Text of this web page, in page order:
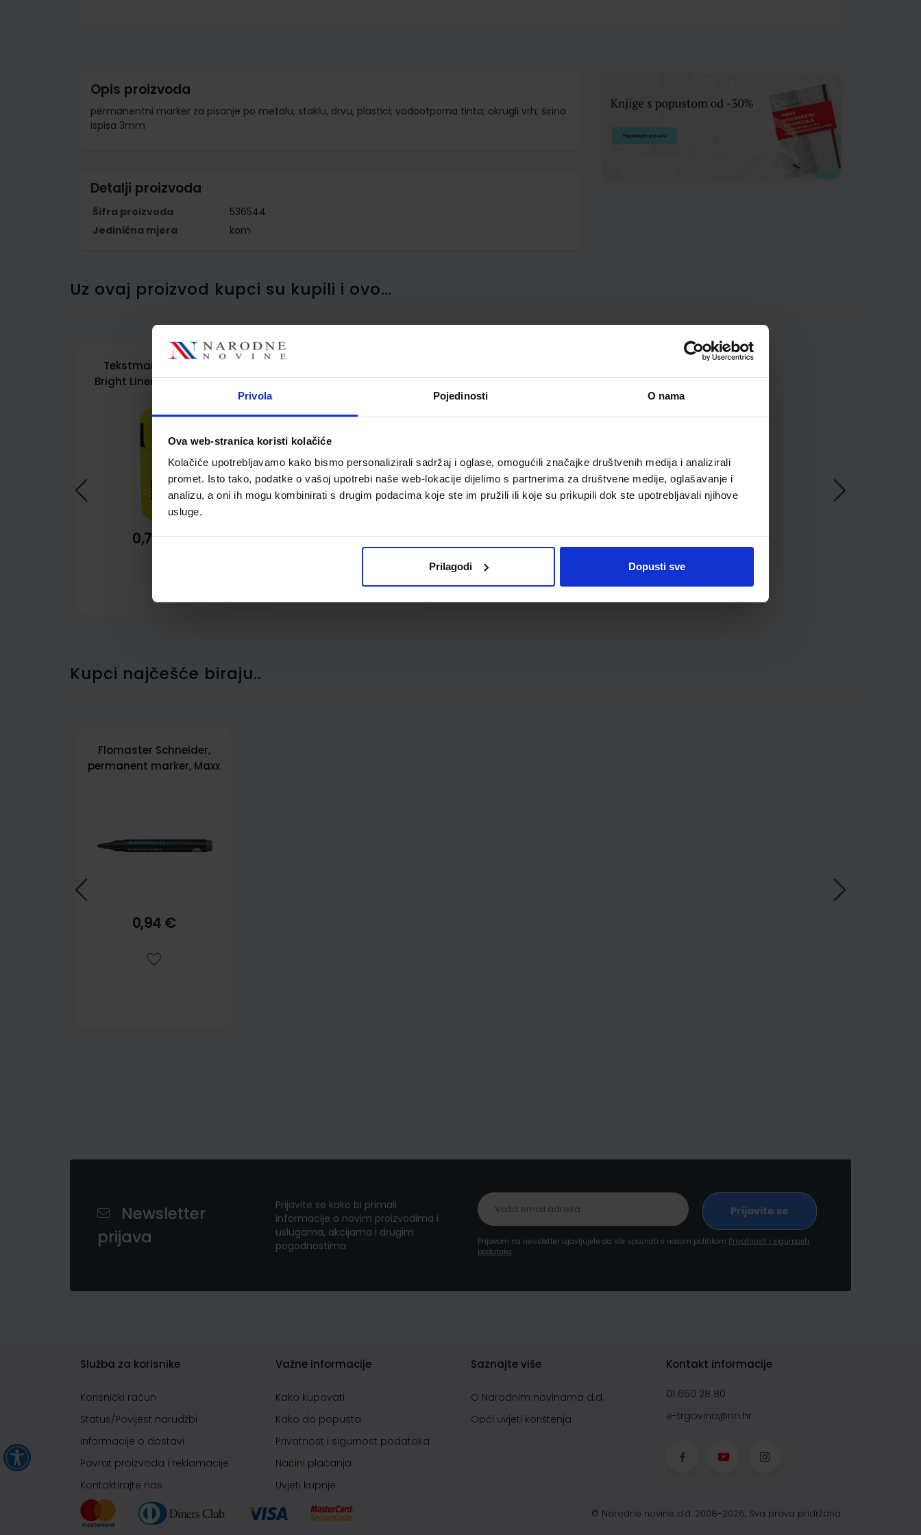
Privola Pojedinosti O nama
Ova web-stranica koristi kolačiće
Kolačiće upotrebljavamo kako bismo personalizirali sadržaj i oglase, omogućili značajke društvenih medija i analizirali
promet. Isto tako, podatke o vašoj upotrebi naše web-lokacije dijelimo s partnerima za društvene medije, oglašavanje i
analizu, a oni ih mogu kombinirati s drugim podacima koje ste im pružili ili koje su prikupili dok ste upotrebljavali njihove
usluge.
Prilagodi Dopusti sve
gallery
Opis proizvoda
permanentni marker za pisanje po metalu, staklu, drvu, plastici; vodootporna tinta; okrugli vrh; širina
ispisa 3mm
Detalji proizvoda
Šifra proizvoda
536544
Jedinična mjera
kom
Uz ovaj proizvod kupci su kupili i ovo…
Tekstmarker Kores,
Bright Liner, 0,5-5 mm,
0,75 €
Kores, 60 ml
1,83 €
Kupci najčešće biraju..
Flomaster Schneider,
permanent marker, Maxx
0,94 €
Newsletter
prijava
Prijavite se kako bi primali
informacije o novim proizvodima i
uslugama, akcijama i drugim
pogodnostima
Prijavom na newsletter izjavljujete da ste upoznati s našom politikom Privatnosti i sigurnosti
podataka
Služba za korisnike
Korisnički račun
Status/Povijest narudžbi
Informacije o dostavi
Povrat proizvoda i reklamacije
Kontaktirajte nas
Važne informacije
Kako kupovati
Kako do popusta
Privatnost i sigurnost podataka
Načini plaćanja
Uvjeti kupnje
Saznajte više
O Narodnim novinama d.d.
Opći uvjeti korištenja
Kontakt informacije
01 650 28 80
e-trgovina@nn.hr
© Narodne novine d.d. 2008-2026, Sva prava pridržana